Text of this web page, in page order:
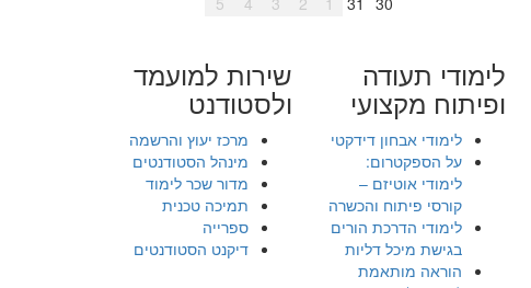
לימודי תעודה
ופיתוח מקצועי
לימודי אבחון דידקטי
על הספקטרום:
לימודי אוטיזם –
קורסי פיתוח והכשרה
לימודי הדרכת הורים
בגישת מיכל דליות
הוראה מותאמת
שירות למועמד
ולסטודנט
מרכז יעוץ והרשמה
מינהל הסטודנטים
מדור שכר לימוד
תמיכה טכנית
ספרייה
דיקנט הסטודנטים